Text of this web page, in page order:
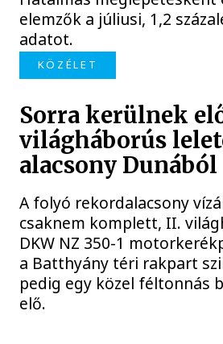
elemzők a júliusi, 1,2
adatot.
KÖZÉLET
Sorra kerülnek
világháborús
alacsony Dunából
A folyó rekordalacsony
csaknem komplett, II.
DKW NZ 350-1
a Batthyány téri rakpart
pedig egy közel féltonnás
elő.